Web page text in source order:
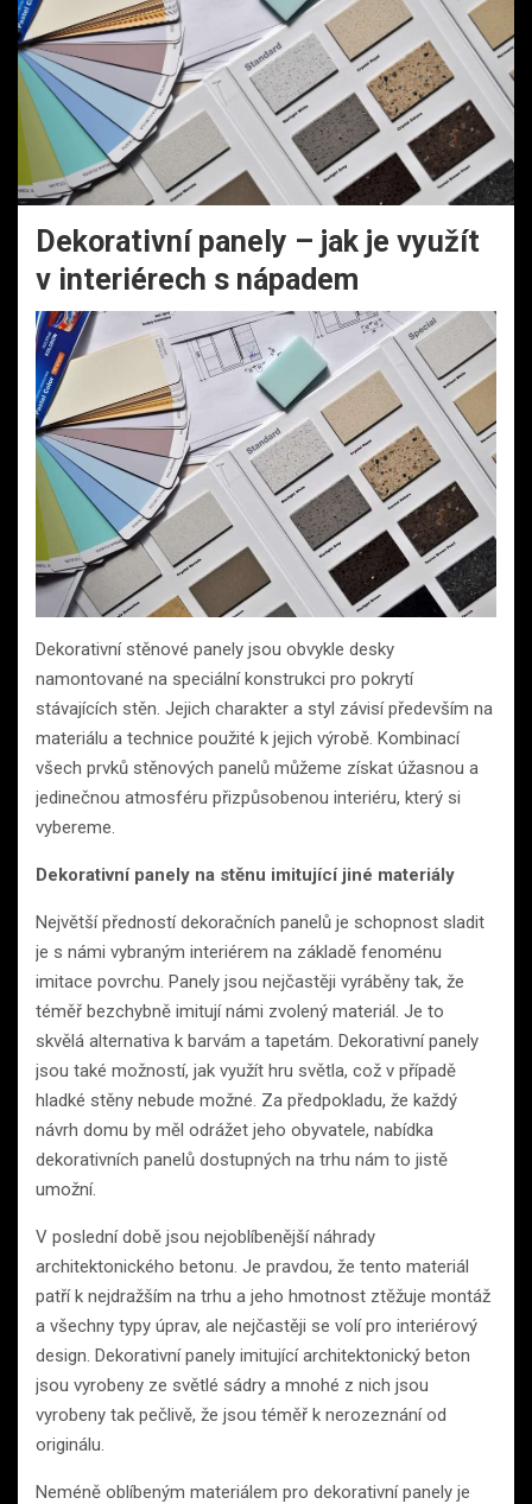
Dekorativní panely – jak je využít
v interiérech s nápadem
Dekorativní stěnové panely jsou obvykle desky
namontované na speciální konstrukci pro pokrytí
stávajících stěn. Jejich charakter a styl závisí především na
materiálu a technice použité k jejich výrobě. Kombinací
všech prvků stěnových panelů můžeme získat úžasnou a
jedinečnou atmosféru přizpůsobenou interiéru, který si
vybereme.
Dekorativní panely na stěnu imitující jiné materiály
Největší předností dekoračních panelů je schopnost sladit
je s námi vybraným interiérem na základě fenoménu
imitace povrchu. Panely jsou nejčastěji vyráběny tak, že
téměř bezchybně imitují námi zvolený materiál. Je to
skvělá alternativa k barvám a tapetám. Dekorativní panely
jsou také možností, jak využít hru světla, což v případě
hladké stěny nebude možné. Za předpokladu, že každý
návrh domu by měl odrážet jeho obyvatele, nabídka
dekorativních panelů dostupných na trhu nám to jistě
umožní.
V poslední době jsou nejoblíbenější náhrady
architektonického betonu. Je pravdou, že tento materiál
patří k nejdražším na trhu a jeho hmotnost ztěžuje montáž
a všechny typy úprav, ale nejčastěji se volí pro interiérový
design. Dekorativní panely imitující architektonický beton
jsou vyrobeny ze světlé sádry a mnohé z nich jsou
vyrobeny tak pečlivě, že jsou téměř k nerozeznání od
originálu.
Neméně oblíbeným materiálem pro dekorativní panely je